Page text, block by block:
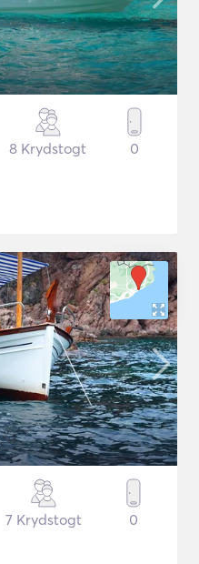
8 Krydstogt 0
7 Krydstogt 0